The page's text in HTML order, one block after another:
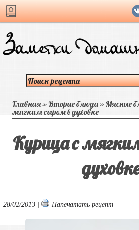
Главная»Вторые блюда»Мясные
мягким сыром в духовке
Курица с
28/02/2013 | Напечатать рецепт